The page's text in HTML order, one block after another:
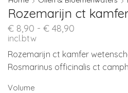
Rozemarijn ct
€ 8,90 - € 48,90
tot
€ 48,90
incl.btw
Rozemarijn ct kamfer
Rosmarinus officinalis ct
Volume